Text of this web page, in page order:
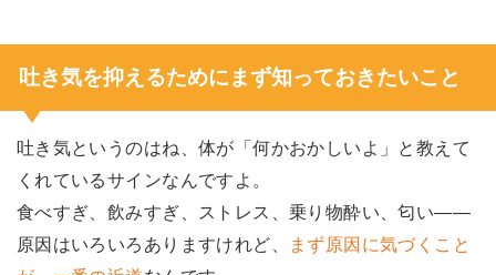
吐き気を抑えるためにまず知っておきたいこと
吐き気というのはね、体が「何かおかしいよ」と教えて
くれているサインなんですよ。
食べすぎ、飲みすぎ、ストレス、乗り物酔い、匂い――
原因はいろいろありますけれど、
まず原因に気づくこと